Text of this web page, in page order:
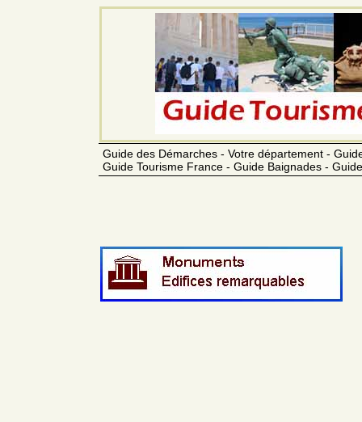
Guide des Démarches - Votre département -
Guide Tourisme France - Guide Baignades -